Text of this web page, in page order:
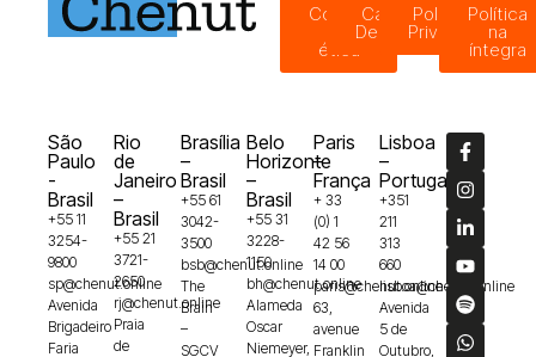
Código
ética
Canal de
Denúncias
Política de
Privacidade
Política
na
íntegra
São
Paulo
-
Brasil
+55 11
3254-
9800
sp@chenut.online
Avenida
Brigadeiro
Faria
Rio
de
Janeiro
–
Brasil
+55 21
3721-
2650
rj@chenut.online
Praia
de
Brasília
–
Brasil
+55 61
3042-
3500
bsb@chenut.online
The
Brain
–
SGCV
Belo
Horizonte
–
Brasil
+55 31
3228-
1150
bh@chenut.online
Alameda
Oscar
Niemeyer,
Paris
–
França
+ 33
(0) 1
42 56
14 00
paris@chenut.online
63,
avenue
Franklin
Lisboa
–
Portugal
+351
211
313
660
lisboa@chenut.online
Avenida
5 de
Outubro,